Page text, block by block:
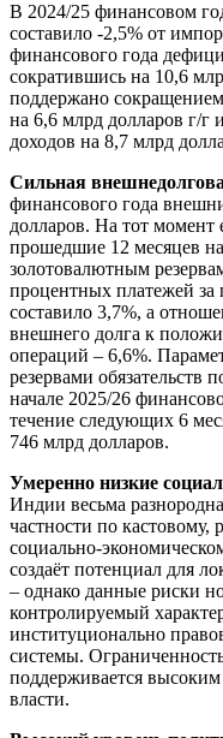
В 2024/25 финансовом
составило -2,5% от
финансового года
сократившись на 10,6
поддержано
на 6,6 млрд долларов г/г
доходов на 8,7 млрд
Сильная
финансового года
долларов. На тот момент
прошедшие 12 месяцев
золотовалютным
процентных платежей за
составило 3,7%, а
внешнего долга к
операций – 6,6%.
резервами обязательств
начале 2025/26
течение следующих 6
746 млрд долларов.
Умеренно низкие
Индии весьма
частности по кастовому,
социально-
создаёт потенциал для
– однако данные риски
контролируемый
институционально
системы.
поддерживается
власти.